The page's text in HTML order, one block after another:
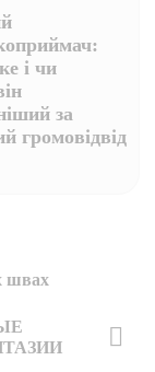
і чи
за
громовідвід
швах